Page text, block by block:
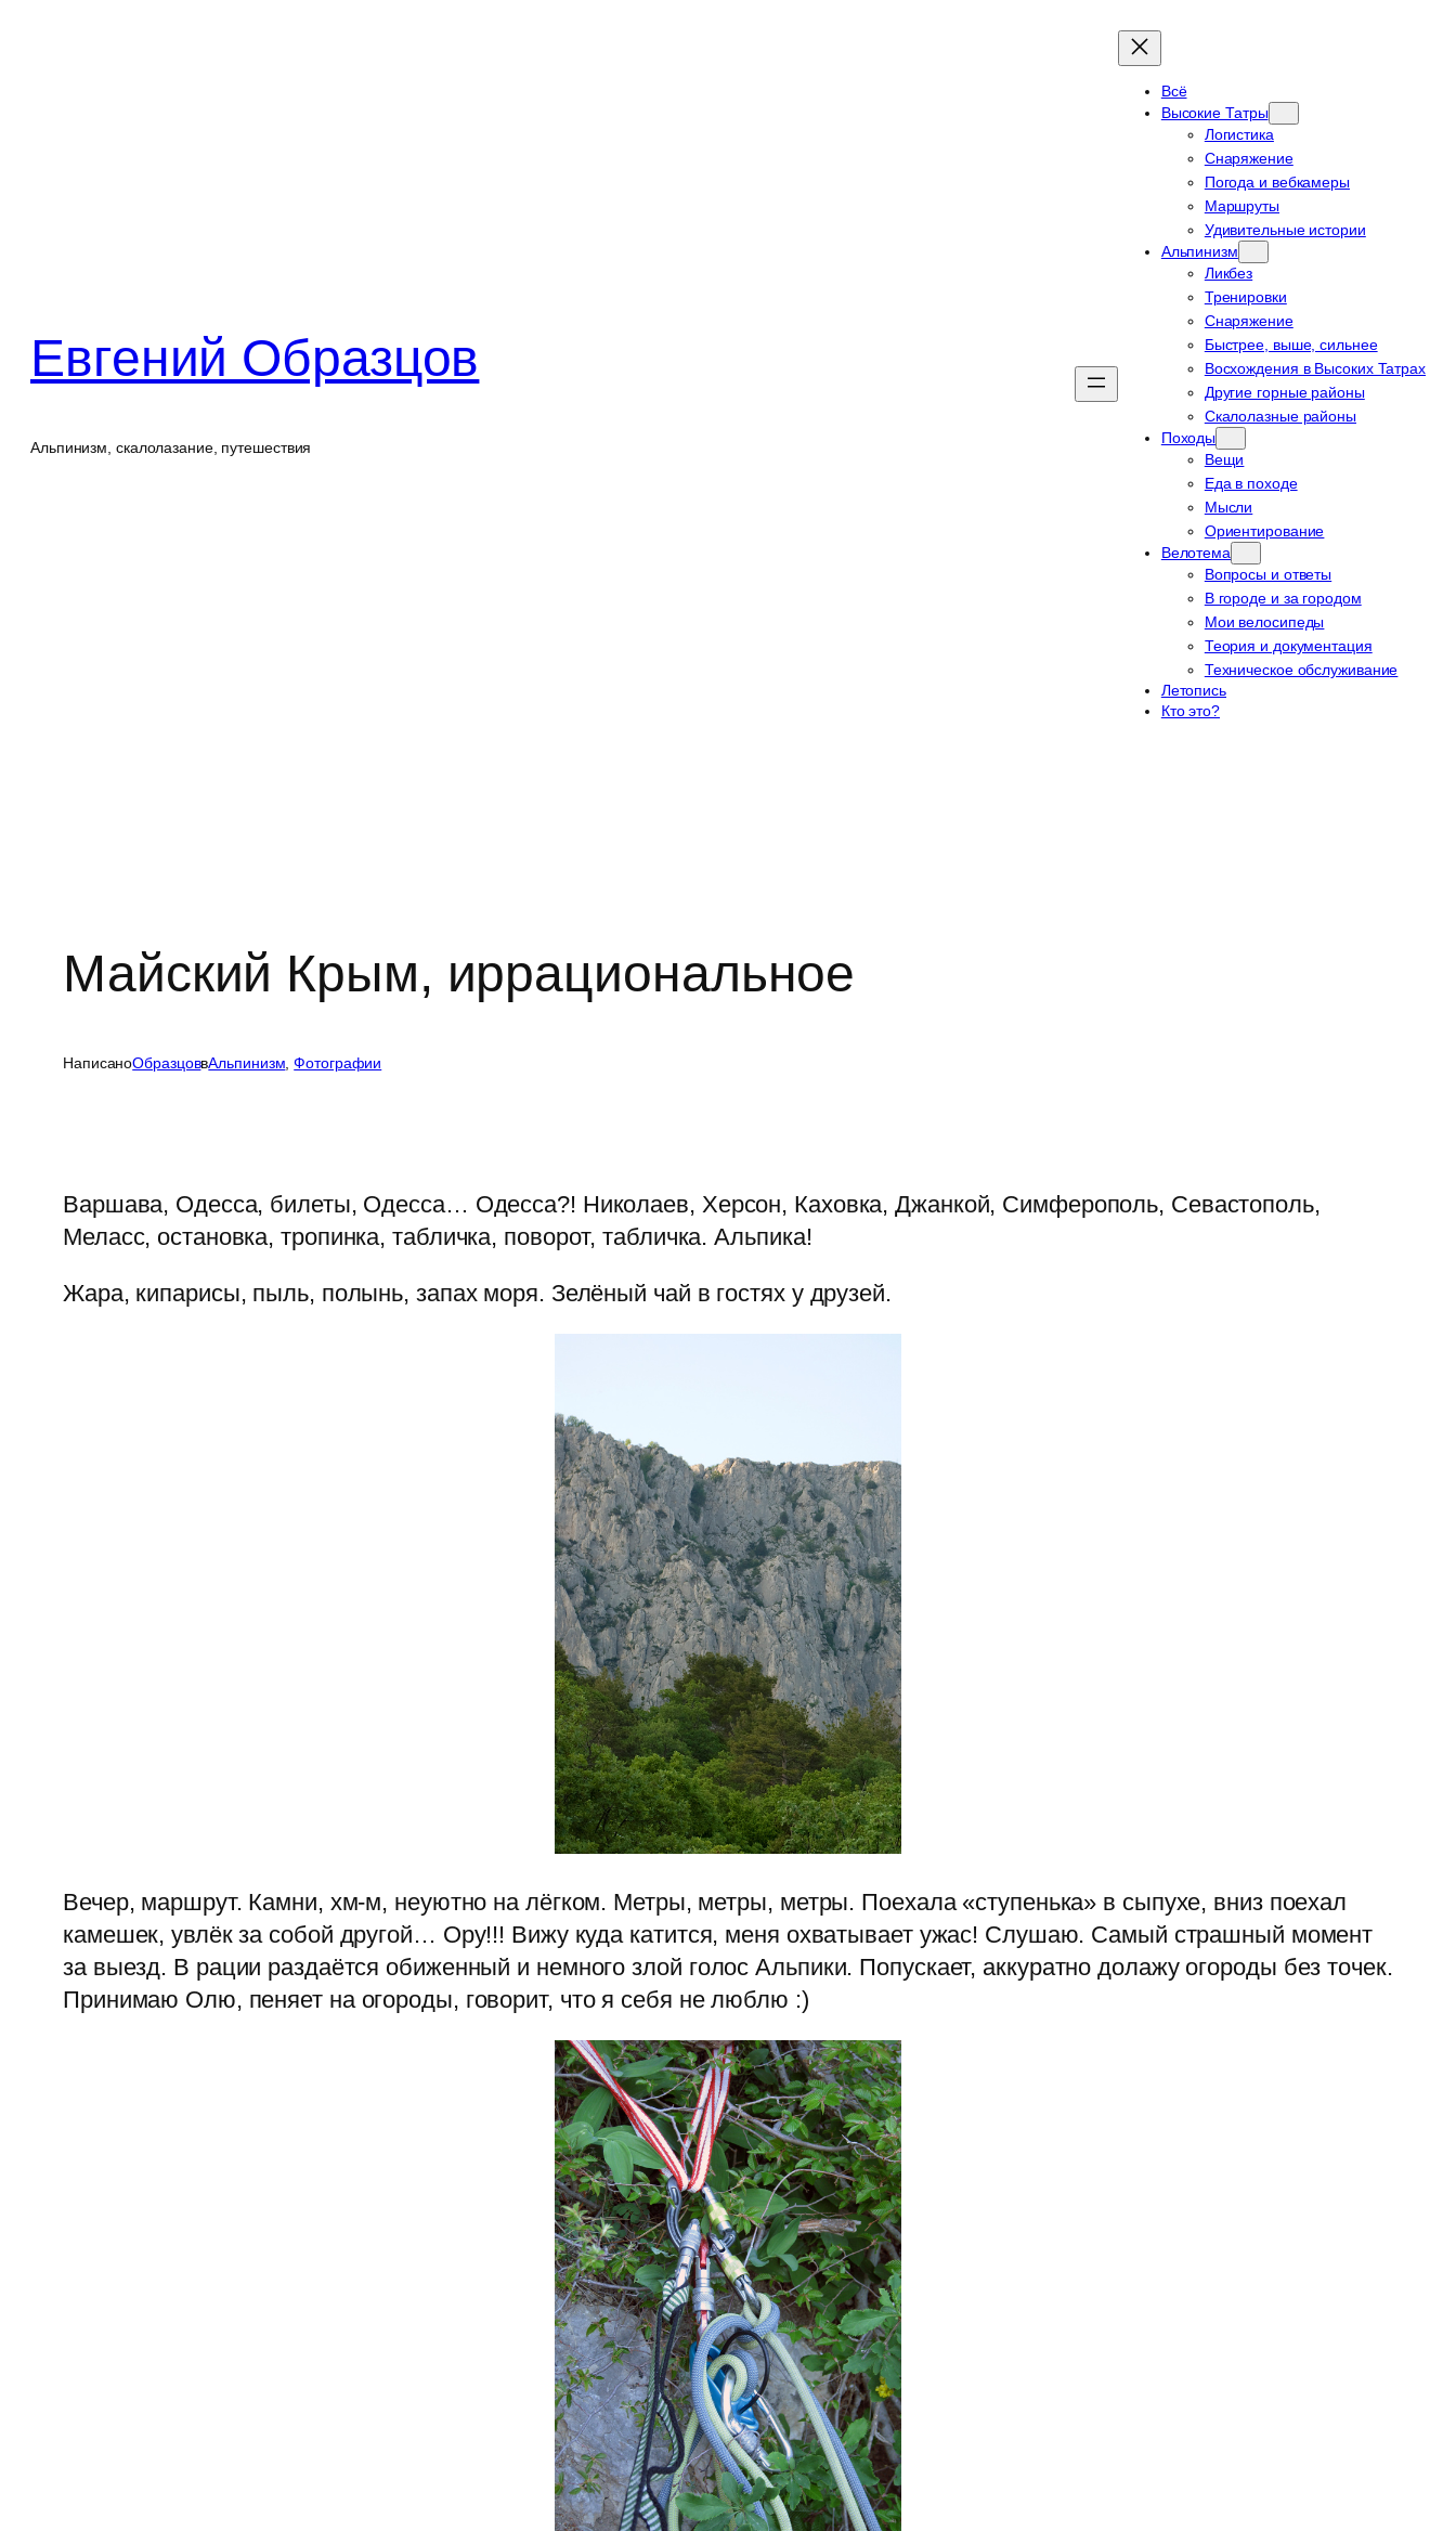
Евгений Образцов
Альпинизм, скалолазание, путешествия
Всё
Высокие Татры
Логистика
Снаряжение
Погода и вебкамеры
Маршруты
Удивительные истории
Альпинизм
Ликбез
Тренировки
Снаряжение
Быстрее, выше, сильнее
Восхождения в Высоких Татрах
Другие горные районы
Скалолазные районы
Походы
Вещи
Еда в походе
Мысли
Ориентирование
Велотема
Вопросы и ответы
В городе и за городом
Мои велосипеды
Теория и документация
Техническое обслуживание
Летопись
Кто это?
Майский Крым, иррациональное
НаписаноОбразцоввАльпинизм, Фотографии
Варшава, Одесса, билеты, Одесса… Одесса?! Николаев, Херсон, Каховка, Джанкой, Симферополь, Севастополь,
Меласс, остановка, тропинка, табличка, поворот, табличка. Альпика!
Жара, кипарисы, пыль, полынь, запах моря. Зелёный чай в гостях у друзей.
Вечер, маршрут. Камни, хм-м, неуютно на лёгком. Метры, метры, метры. Поехала «ступенька» в сыпухе, вниз поехал
камешек, увлёк за собой другой… Ору!!! Вижу куда катится, меня охватывает ужас! Слушаю. Самый страшный момент
за выезд. В рации раздаётся обиженный и немного злой голос Альпики. Попускает, аккуратно долажу огороды без точек.
Принимаю Олю, пеняет на огороды, говорит, что я себя не люблю :)